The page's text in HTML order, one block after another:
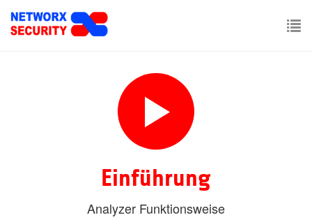
main
Einführung
Analyzer Funktionsweise